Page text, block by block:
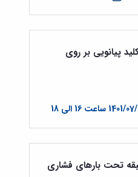
18 ساعت 16 الی 18
ﭘﯿﺎﻧﻮﯾﯽ ﺑﺮ روی
تحت بارهای فشاری